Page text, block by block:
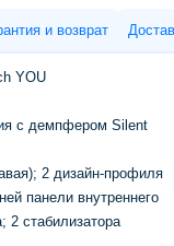
и возврат
YOU
с демпфером Silent
2 дизайн-профиля
панели внутреннего
2 стабилизатора